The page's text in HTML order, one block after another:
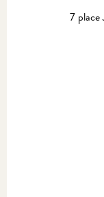
7